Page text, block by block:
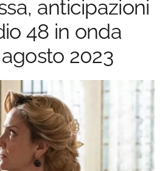
anticipazioni
48 in onda
2023